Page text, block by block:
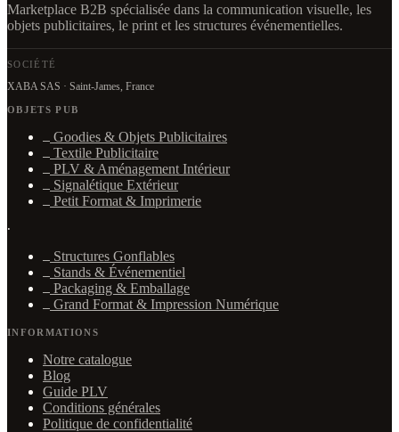
Marketplace B2B spécialisée dans la communication visuelle, les
objets publicitaires, le print et les structures événementielles.
SOCIÉTÉ
XABA SAS · Saint-James, France
OBJETS PUB
Goodies & Objets Publicitaires
Textile Publicitaire
PLV & Aménagement Intérieur
Signalétique Extérieur
Petit Format & Imprimerie
·
Structures Gonflables
Stands & Événementiel
Packaging & Emballage
Grand Format & Impression Numérique
INFORMATIONS
Notre catalogue
Blog
Guide PLV
Conditions générales
Politique de confidentialité